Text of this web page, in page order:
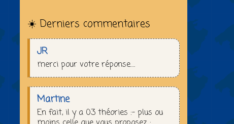
☀️ Derniers commentaires
JR
merci pour votre réponse….
Martine
En fait, il y a 03 théories :– plus ou